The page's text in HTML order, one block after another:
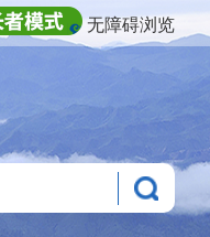
无障碍浏览